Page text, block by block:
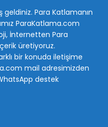
geldiniz. Para Katlamanın
ParaKatlama.com
İnternetten Para
üretiyoruz.
bir konuda iletişime
mail adresimizden
destek